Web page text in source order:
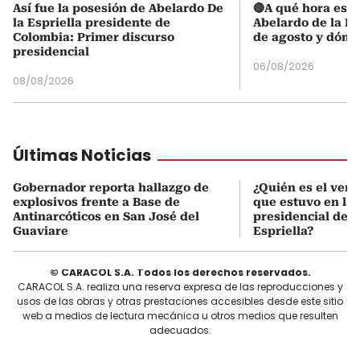
Así fue la posesión de Abelardo De
la Espriella presidente de
Colombia: Primer discurso
presidencial
08/08/2026
🔴A qué hora es
Abelardo de la
de agosto y
06/08/2026
Últimas Noticias
Gobernador reporta hallazgo de
explosivos frente a Base de
Antinarcóticos en San José del
Guaviare
¿Quién es el
que estuvo en la
presidencial de
Espriella?
© CARACOL S.A. Todos los derechos reservados.
CARACOL S.A. realiza una reserva expresa de las reproducciones y
usos de las obras y otras prestaciones accesibles desde este sitio
web a medios de lectura mecánica u otros medios que resulten
adecuados.